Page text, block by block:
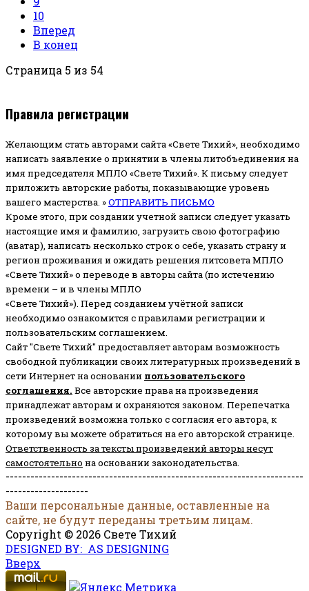
10
Вперед
В конец
Страница 5 из 54
Правила регистрации
Желающим стать авторами сайта «Свете Тихий», необходимо
написать заявление о принятии в члены литобъединения на
имя председателя МПЛО «Свете Тихий». К письму следует
приложить авторские работы, показывающие уровень
вашего мастерства. »ОТПРАВИТЬ ПИСЬМО
Кроме этого, при создании учетной записи следует указать
настоящие имя и фамилию, загрузить свою фотографию
(аватар), написать несколько строк о себе, указать страну и
регион проживания и ожидать решения литсовета МПЛО
«Свете Тихий» о переводе в авторы сайта (по истечению
времени – и в члены МПЛО
«Свете Тихий»). Перед созданием учётной записи
необходимо ознакомится с правилами регистрации и
пользовательским соглашением.
Сайт "Свете Тихий" предоставляет авторам возможность
свободной публикации своих литературных произведений в
сети Интернет на основании пользовательского
соглашения. Все авторские права на произведения
принадлежат авторам и охраняются законом. Перепечатка
произведений возможна только с согласия его автора, к
которому вы можете обратиться на его авторской странице.
Ответственность за тексты произведений авторы несут
самостоятельно на основании законодательства.
------------------------------------------------------------------------
--------------------
Ваши персональные данные, оставленные на
сайте, не будут переданы третьим лицам.
Copyright © 2026 Свете Тихий
DESIGNED BY: AS DESIGNING
Вверх